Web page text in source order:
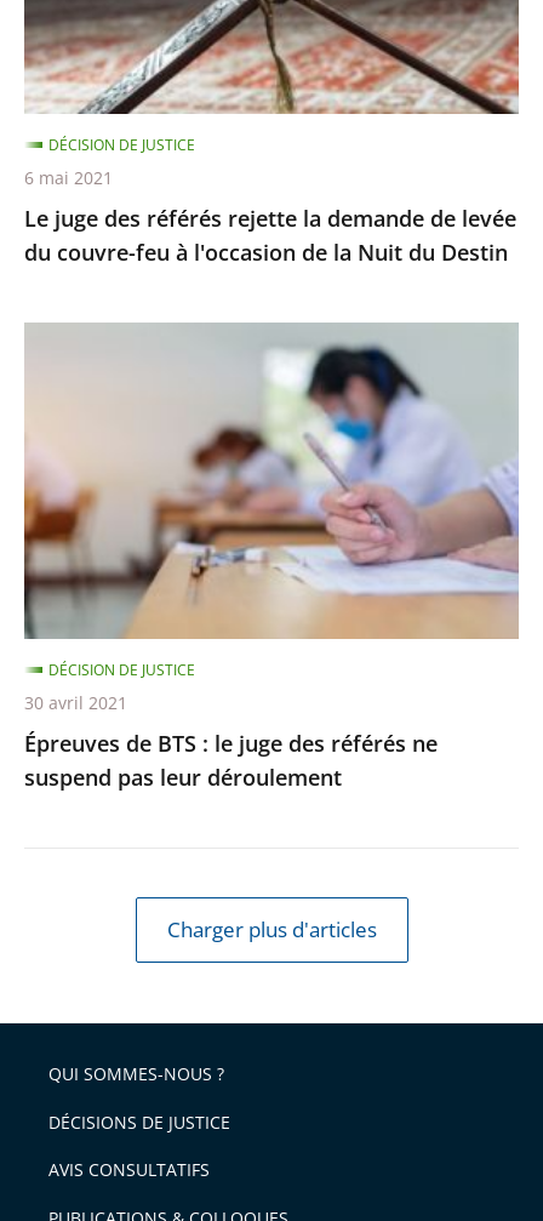
demande
de
levée
du
couvre-
feu
à
l'occasion
la
Le juge des référés rejette la demande de levée
du couvre-feu à l'occasion de la Nuit du Destin
DÉCISION DE JUSTICE
6 mai 2021
le
juge
des
référés
ne
suspend
pas
leur
déroulement
Épreuves de BTS : le juge des référés ne
suspend pas leur déroulement
DÉCISION DE JUSTICE
30 avril 2021
Charger plus d'articles
QUI SOMMES-NOUS ?
DÉCISIONS DE JUSTICE
AVIS CONSULTATIFS